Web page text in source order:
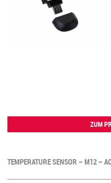
ZUM
TEMPERATURE SENSOR – M12 –